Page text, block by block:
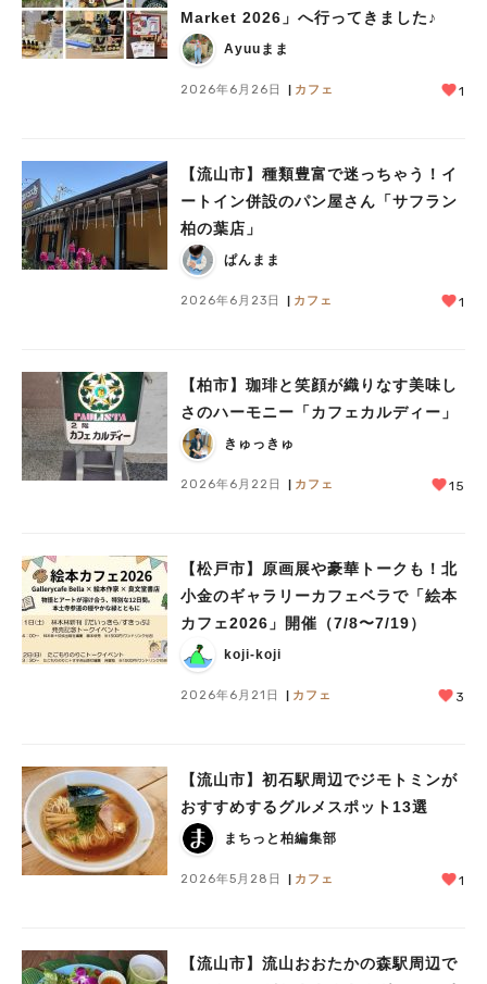
Market 2026」へ行ってきました♪
Ayuuまま
2026年6月26日 カフェ 1
【流山市】種類豊富で迷っちゃう！イ
ートイン併設のパン屋さん「サフラン
柏の葉店」
ぱんまま
2026年6月23日 カフェ 1
【柏市】珈琲と笑顔が織りなす美味し
さのハーモニー「カフェカルディー」
きゅっきゅ
2026年6月22日 カフェ 15
【松戸市】原画展や豪華トークも！北
小金のギャラリーカフェベラで「絵本
カフェ2026」開催（7/8〜7/19）
koji-koji
2026年6月21日 カフェ 3
【流山市】初石駅周辺でジモトミンが
おすすめするグルメスポット13選
まちっと柏編集部
2026年5月28日 カフェ 1
【流山市】流山おおたかの森駅周辺で